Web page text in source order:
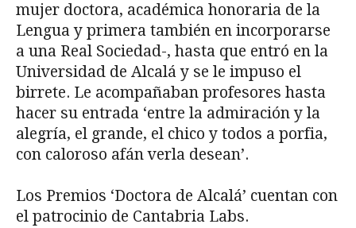
mujer doctora, académica honoraria de la
Lengua y primera también en incorporarse
a una Real Sociedad-, hasta que entró en la
Universidad de Alcalá y se le impuso el
birrete. Le acompañaban profesores hasta
hacer su entrada ‘entre la admiración y la
alegría, el grande, el chico y todos a porfia,
con caloroso afán verla desean’.
Los Premios ‘Doctora de Alcalá’ cuentan con
el patrocinio de Cantabria Labs.